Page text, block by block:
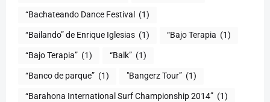
“Bachateando Dance Festival (1)
“Bailando” de Enrique Iglesias (1) “Bajo Terapia (1)
“Bajo Terapia” (1) “Balk” (1)
“Banco de parque” (1) "Bangerz Tour” (1)
“Barahona International Surf Championship 2014” (1)